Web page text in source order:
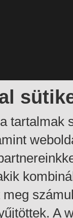
tartalmak
A